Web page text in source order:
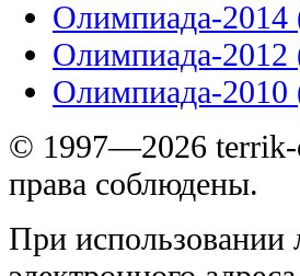
Олимпиада-
Олимпиада-
Олимпиада-2010
© 1997—2026 terrik-
права соблюдены.
При использовании